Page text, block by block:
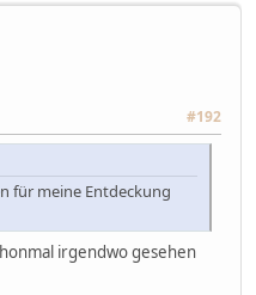
#192
für meine Entdeckung
irgendwo gesehen